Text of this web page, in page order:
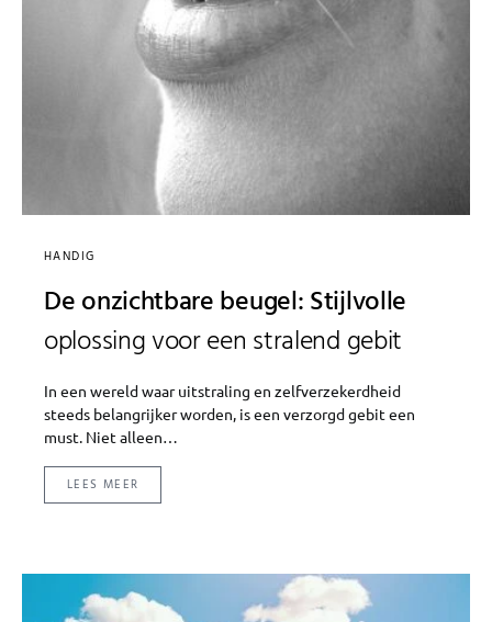
HANDIG
De onzichtbare beugel: Stijlvolle
oplossing voor een stralend gebit
In een wereld waar uitstraling en zelfverzekerdheid
steeds belangrijker worden, is een verzorgd gebit een
must. Niet alleen…
LEES MEER